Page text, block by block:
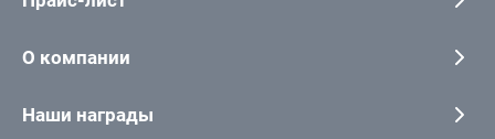
О компании
Наши награды